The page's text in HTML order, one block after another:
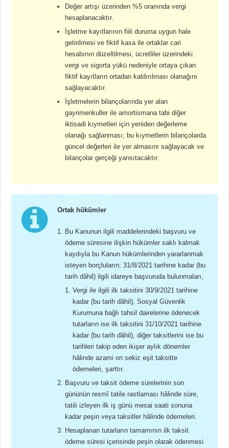
Değer artışı üzerinden %5 oranında vergi
hesaplanacaktır.
İşletme kayıtlarının fiili duruma uygun hale
getirilmesi ve fiktif kasa ile ortaklar cari
hesabının düzeltilmesi, ücretliler üzerindeki
vergi ve sigorta yükü nedeniyle ortaya çıkan
fiktif kayıtların ortadan kaldırılması olanağını
sağlayacaktır.
İşletmelerin bilançolarında yer alan
gayrimenkuller ile amortismana tabi diğer
iktisadi kıymetleri için yeniden değerleme
olanağı sağlanması; bu kıymetlerin bilançolarda
güncel değerleri ile yer almasını sağlayacak ve
bilançolar gerçeği yansıtacaktır.
Ortak hükümler
Bu Kanunun ilgili maddelerindeki başvuru ve
ödeme süresine ilişkin hükümler saklı kalmak
kaydıyla bu Kanun hükümlerinden yararlanmak
isteyen borçluların; 31/8/2021 tarihine kadar (bu
tarih dâhil) ilgili idareye başvuruda bulunmaları,
Vergi ile ilgili ilk taksitini 30/9/2021 tarihine
kadar (bu tarih dâhil), Sosyal Güvenlik
Kurumuna bağlı tahsil dairelerine ödenecek
tutarların ise ilk taksitini 31/10/2021 tarihine
kadar (bu tarih dâhil), diğer taksitlerini ise bu
tarihleri takip eden ikişer aylık dönemler
hâlinde azami on sekiz eşit taksitte
ödemeleri, şarttır.
Başvuru ve taksit ödeme sürelerinin son
gününün resmî tatile rastlaması hâlinde süre,
tatili izleyen ilk iş günü mesai saati sonuna
kadar peşin veya taksitler hâlinde ödemeleri.
Hesaplanan tutarların tamamının ilk taksit
ödeme süresi içerisinde peşin olarak ödenmesi